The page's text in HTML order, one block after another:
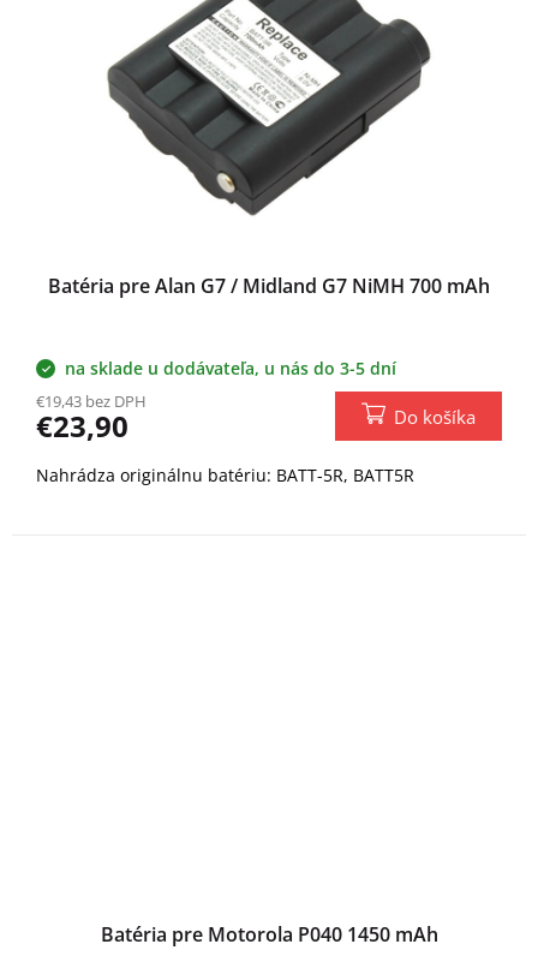
Batéria pre Alan G7 / Midland G7 NiMH 700 mAh
na sklade u dodávateľa, u nás do 3-5 dní
€19,43 bez DPH
€23,90 Do košíka
Nahrádza originálnu batériu: BATT-5R, BATT5R
Batéria pre Motorola P040 1450 mAh